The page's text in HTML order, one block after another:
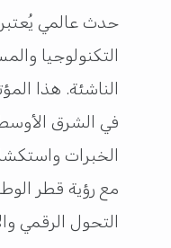
حدث عالمي
التكنولوجيا
الناشئة. هذا
في الشرق
الخبرات
التحول الرقمي